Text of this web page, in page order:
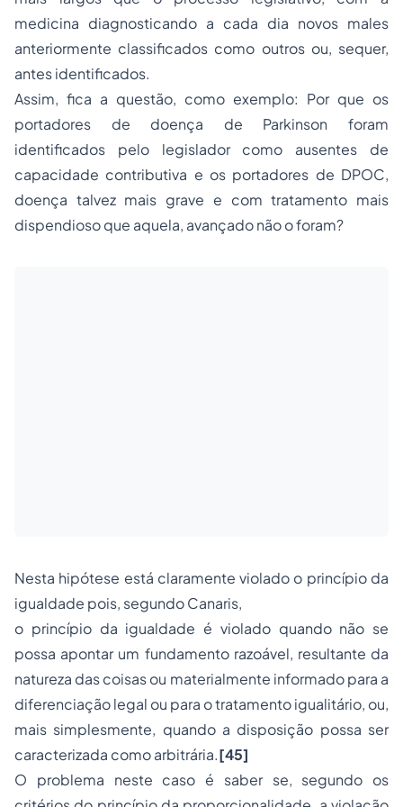
medicina diagnosticando a cada dia novos males
anteriormente classificados como outros ou, sequer,
antes identificados.
Assim, fica a questão, como exemplo: Por que os
portadores de doença de Parkinson foram
identificados pelo legislador como ausentes de
capacidade contributiva e os portadores de DPOC,
doença talvez mais grave e com tratamento mais
dispendioso que aquela, avançado não o foram?
Nesta hipótese está claramente violado o princípio da
igualdade pois, segundo Canaris,
o princípio da igualdade é violado quando não se
possa apontar um fundamento razoável, resultante da
natureza das coisas ou materialmente informado para a
diferenciação legal ou para o tratamento igualitário, ou,
mais simplesmente, quando a disposição possa ser
caracterizada como arbitrária.[45]
O problema neste caso é saber se, segundo os